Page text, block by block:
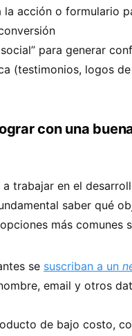
la acción o formulario
para generar
(testimonios, logos
con una
trabajar en el
saber qué
más comunes
se suscriban a un
email y otros
de bajo costo,